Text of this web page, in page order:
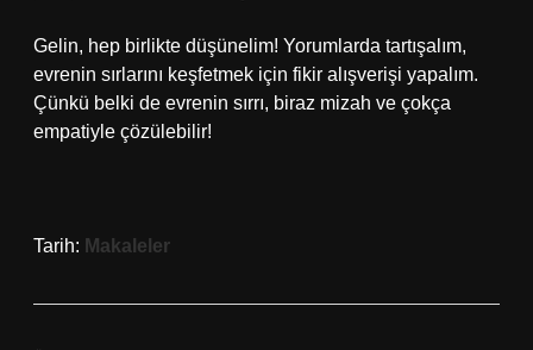
Gelin, hep birlikte düşünelim! Yorumlarda tartışalım,
evrenin sırlarını keşfetmek için fikir alışverişi yapalım.
Çünkü belki de evrenin sırrı, biraz mizah ve çokça
empatiyle çözülebilir!
Tarih: Makaleler